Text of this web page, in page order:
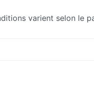
varient selon le